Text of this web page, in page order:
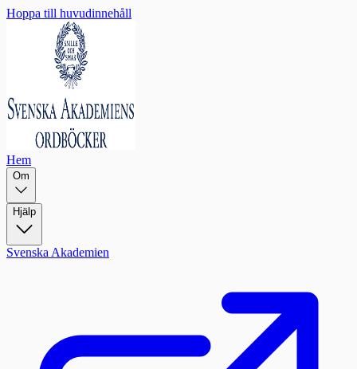
Hoppa till huvudinnehåll
Hem
Om
Hjälp
Svenska Akademien